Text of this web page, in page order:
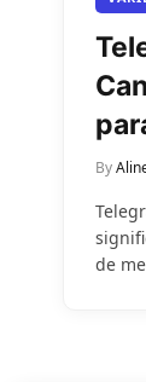
By
de